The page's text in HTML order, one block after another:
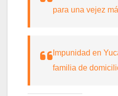
para una vejez
Impunidad en
familia de